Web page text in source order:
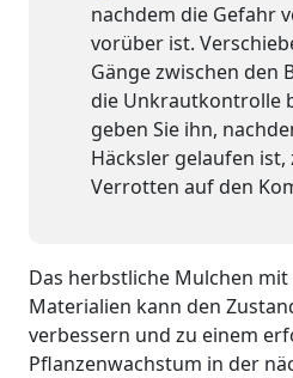
nachdem die Gefahr
vorüber ist.
Gänge zwischen den
die Unkrautkontrolle
geben Sie ihn,
Häcksler gelaufen
Verrotten auf den
Das herbstliche Mulchen
Materialien kann den
verbessern und zu einem
Pflanzenwachstum in der